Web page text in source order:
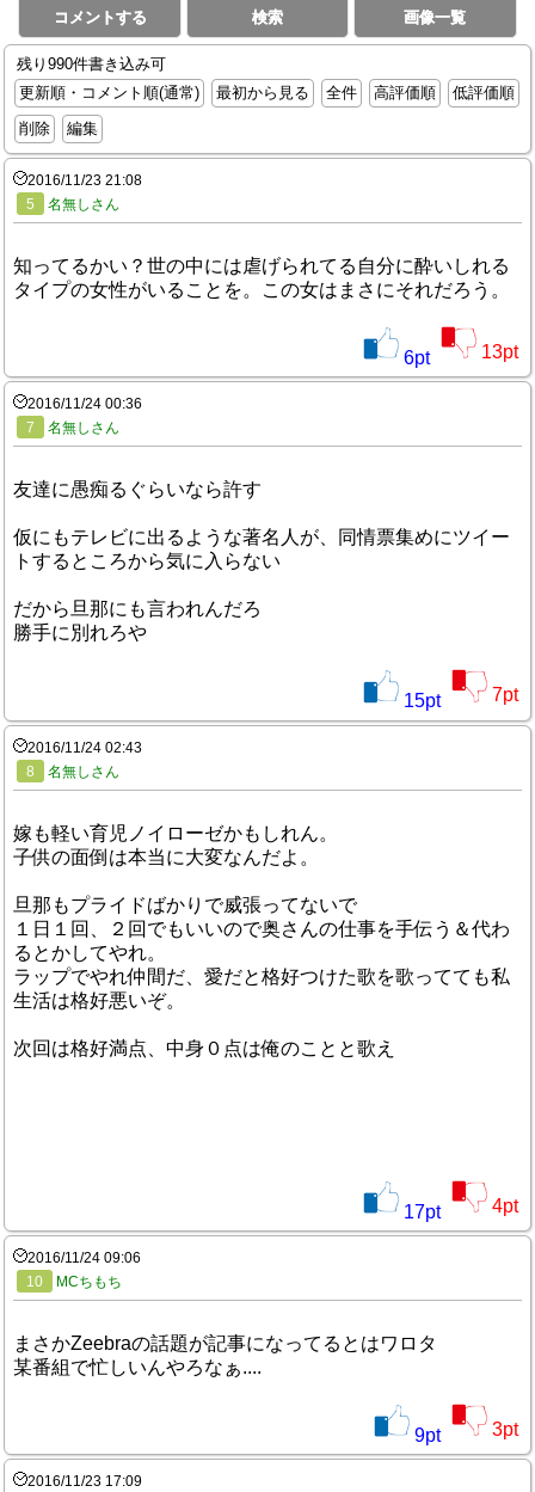
コメントする 検索 画像一覧
残り990件書き込み可
更新順・コメント順(通常)
最初から見る 全件 高評価順
低評価順
削除
編集
2016/11/23 21:08
5
名無しさん
知ってるかい？世の中には虐げられてる自分に酔いしれる
タイプの女性がいることを。この女はまさにそれだろう。
6pt 13pt
2016/11/24 00:36
7
名無しさん
友達に愚痴るぐらいなら許す
仮にもテレビに出るような著名人が、同情票集めにツイー
トするところから気に入らない
だから旦那にも言われんだろ
勝手に別れろや
15pt 7pt
2016/11/24 02:43
8
名無しさん
嫁も軽い育児ノイローゼかもしれん。
子供の面倒は本当に大変なんだよ。
旦那もプライドばかりで威張ってないで
１日１回、２回でもいいので奥さんの仕事を手伝う＆代わ
るとかしてやれ。
ラップでやれ仲間だ、愛だと格好つけた歌を歌ってても私
生活は格好悪いぞ。
次回は格好満点、中身０点は俺のことと歌え
17pt 4pt
2016/11/24 09:06
10
MCちもち
まさかZeebraの話題が記事になってるとはワロタ
某番組で忙しいんやろなぁ....
9pt 3pt
2016/11/23 17:09